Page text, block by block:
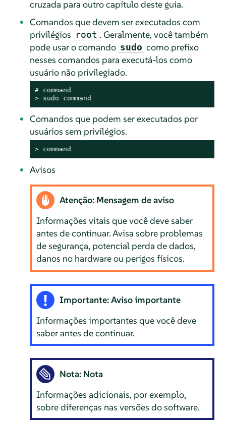
cruzada para outro capítulo deste guia.
Comandos que devem ser executados com
privilégios root . Geralmente, você também
pode usar o comando sudo como prefixo
nesses comandos para executá-los como
usuário não privilegiado.
# command
> sudo command
Comandos que podem ser executados por
usuários sem privilégios.
> command
Avisos
Atenção: Mensagem de aviso
Informações vitais que você deve saber
antes de continuar. Avisa sobre problemas
de segurança, potencial perda de dados,
danos no hardware ou perigos físicos.
Importante: Aviso importante
Informações importantes que você deve
saber antes de continuar.
Nota: Nota
Informações adicionais, por exemplo,
sobre diferenças nas versões do software.